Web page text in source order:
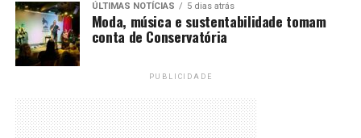
ÚLTIMAS NOTÍCIAS 5 dias atrás
Moda, música e sustentabilidade tomam
conta de Conservatória
PUBLICIDADE